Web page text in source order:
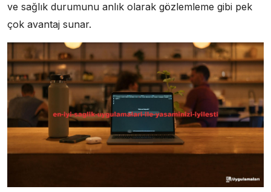
ve sağlık durumunu anlık olarak gözlemleme gibi pek
çok avantaj sunar.